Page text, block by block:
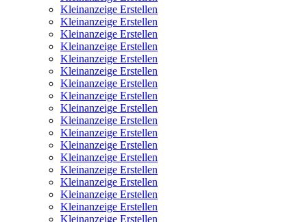
Kleinanzeige Erstellen
Kleinanzeige Erstellen
Kleinanzeige Erstellen
Kleinanzeige Erstellen
Kleinanzeige Erstellen
Kleinanzeige Erstellen
Kleinanzeige Erstellen
Kleinanzeige Erstellen
Kleinanzeige Erstellen
Kleinanzeige Erstellen
Kleinanzeige Erstellen
Kleinanzeige Erstellen
Kleinanzeige Erstellen
Kleinanzeige Erstellen
Kleinanzeige Erstellen
Kleinanzeige Erstellen
Kleinanzeige Erstellen
Kleinanzeige Erstellen